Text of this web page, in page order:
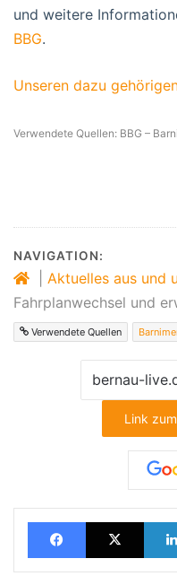
und weitere
BBG.
Unseren dazu
Verwendete Quellen: BBG –
NAVIGATION:
Aktuelles aus und
Fahrplanwechsel und
Verwendete Quellen
Link
FacebookX